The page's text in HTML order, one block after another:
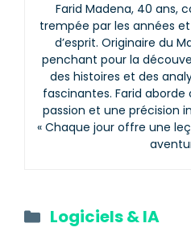
Farid Madena, 40 ans,
trempée par les années
d’esprit. Originaire du
penchant pour la
des histoires et des
fascinantes. Farid
passion et une précision
« Chaque jour offre une
Catégories
Logiciels & IA